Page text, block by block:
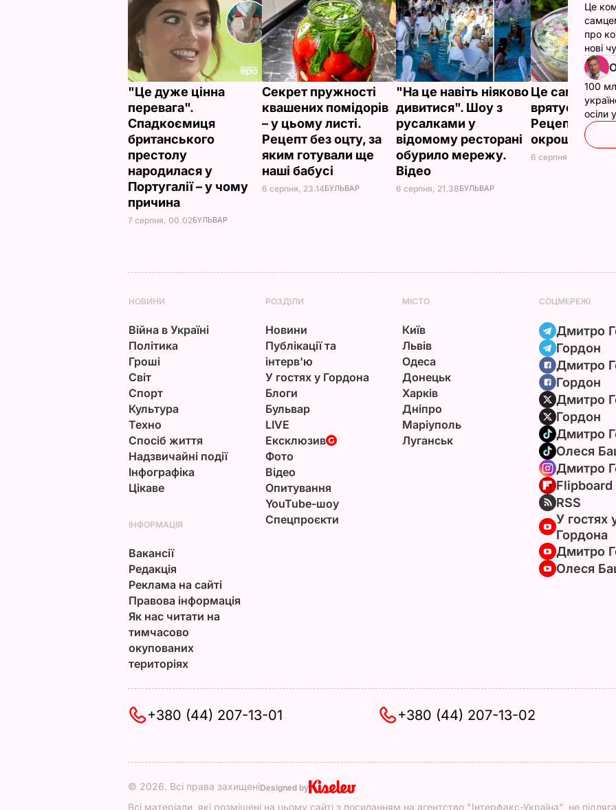
"Це дуже цінна
перевага".
Спадкоємиця
британського
престолу
народилася у
Португалії – у чому
причина
7 серпня, 00.02БУЛЬВАР
Секрет пружності
квашених помідорів
– у цьому листі.
Рецепт без оцту, за
яким готували ще
наші бабусі
6 серпня, 23.14БУЛЬВАР
"На це навіть ніяково
дивитися". Шоу з
русалками у
відомому ресторані
обурило мережу.
Відео
6 серпня, 21.38БУЛЬВАР
Це саме те,
врятує у
Рецепт
окрошки
6 серпня, 18.21
Це
про
нові
100
осіли
НОВИНИ
Війна в Україні
Політика
Гроші
Світ
Спорт
Культура
Техно
Спосіб життя
Надзвичайні події
Інфографіка
Цікаве
РОЗДІЛИ
Новини
Публікації та
інтерв'ю
У гостях у Гордона
Блоги
Бульвар
LIVE
Ексклюзив
Фото
Відео
Опитування
YouTube-шоу
Спецпроєкти
МІСТО
Київ
Львів
Одеса
Донецьк
Харків
Дніпро
Маріуполь
Луганськ
СОЦМЕРЕЖІ
Дмитро
Гордон
Дмитро
Гордон
Дмитро
Гордон
Дмитро
Олеся
Дмитро
Flipboard
RSS
У гостях
Гордона
Дмитро
Олеся
ІНФОРМАЦІЯ
Вакансії
Редакція
Реклама на сайті
Правова інформація
Як нас читати на
тимчасово
окупованих
територіях
+380 (44) 207-13-01 +380 (44) 207-13-02
© 2026. Всі права захищеніDesigned by
Всі матеріали, які розміщені на цьому сайті з посиланням на агентство "Інтерфакс-Україна", не